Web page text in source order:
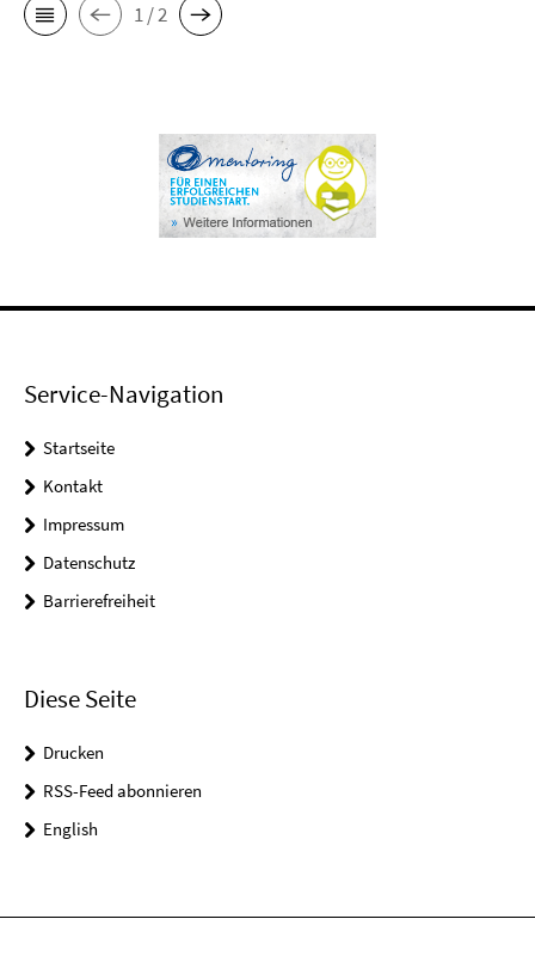
1 / 2
Service-Navigation
Startseite
Kontakt
Impressum
Datenschutz
Barrierefreiheit
Diese Seite
Drucken
RSS-Feed abonnieren
English